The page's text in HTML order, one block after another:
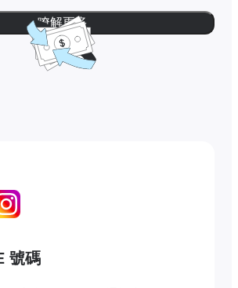
瞭解更多
號碼